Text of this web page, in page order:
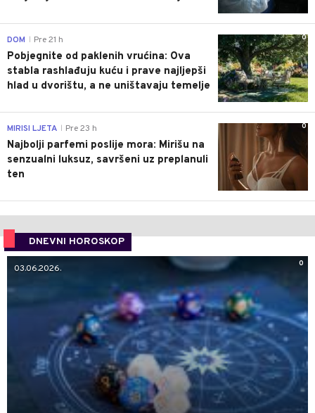
0
DOM Pre 21 h
Pobjegnite od paklenih vrućina: Ova
stabla rashlađuju kuću i prave najljepši
hlad u dvorištu, a ne uništavaju temelje
0
MIRISI LJETA Pre 23 h
Najbolji parfemi poslije mora: Mirišu na
senzualni luksuz, savršeni uz preplanuli
ten
DNEVNI HOROSKOP
0
03.06.2026.